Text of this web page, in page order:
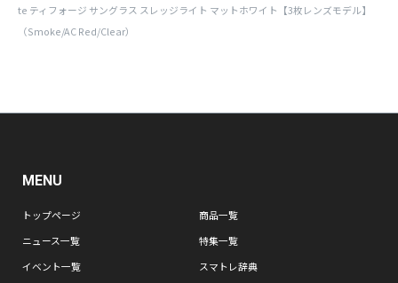
te ティフォージ サングラス スレッジライト マットホワイト【3枚レンズモデル】
（Smoke/AC Red/Clear）
MENU
トップページ
商品一覧
ニュース一覧
特集一覧
イベント一覧
スマトレ辞典